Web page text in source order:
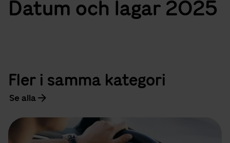
Datum och lagar 2025
Fler i samma kategori
Se alla